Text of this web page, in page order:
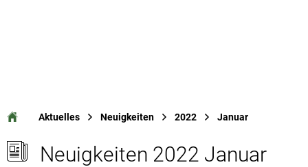
Aktuelles Neuigkeiten 2022 Januar
Neuigkeiten 2022 Januar